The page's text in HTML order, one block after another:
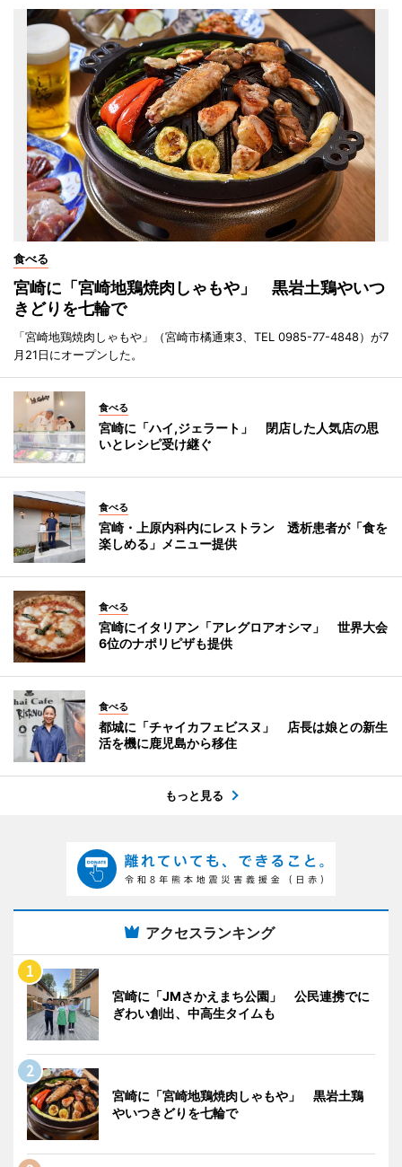
食べる
宮崎に「宮崎地鶏焼肉しゃもや」 黒岩土鶏やいつ
きどりを七輪で
「宮崎地鶏焼肉しゃもや」（宮崎市橘通東3、TEL 0985-77-4848）が7
月21日にオープンした。
食べる
宮崎に「ハイ,ジェラート」 閉店した人気店の思
いとレシピ受け継ぐ
食べる
宮崎・上原内科内にレストラン 透析患者が「食を
楽しめる」メニュー提供
食べる
宮崎にイタリアン「アレグロアオシマ」 世界大会
6位のナポリピザも提供
食べる
都城に「チャイカフェビスヌ」 店長は娘との新生
活を機に鹿児島から移住
もっと見る
アクセスランキング
宮崎に「JMさかえまち公園」 公民連携でに
ぎわい創出、中高生タイムも
宮崎に「宮崎地鶏焼肉しゃもや」 黒岩土鶏
やいつきどりを七輪で